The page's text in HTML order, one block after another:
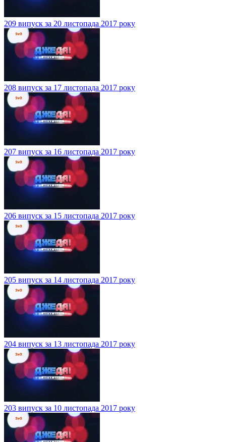
209 випуск за 20 листопада 2017 року
208 випуск за 17 листопада 2017 року
207 випуск за 16 листопада 2017 року
206 випуск за 15 листопада 2017 року
205 випуск за 14 листопада 2017 року
204 випуск за 13 листопада 2017 року
203 випуск за 10 листопада 2017 року